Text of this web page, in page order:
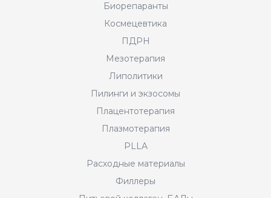
Биорепаранты
Космецевтика
ПДРН
Мезотерапия
Липолитики
Пилинги и экзосомы
Плацентотерапия
Плазмотерапия
PLLA
Расходные материалы
Филлеры